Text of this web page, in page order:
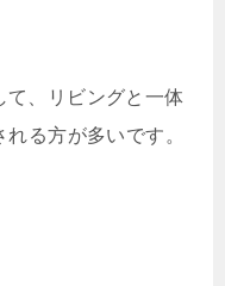
て、リビングと一体
る方が多いです。